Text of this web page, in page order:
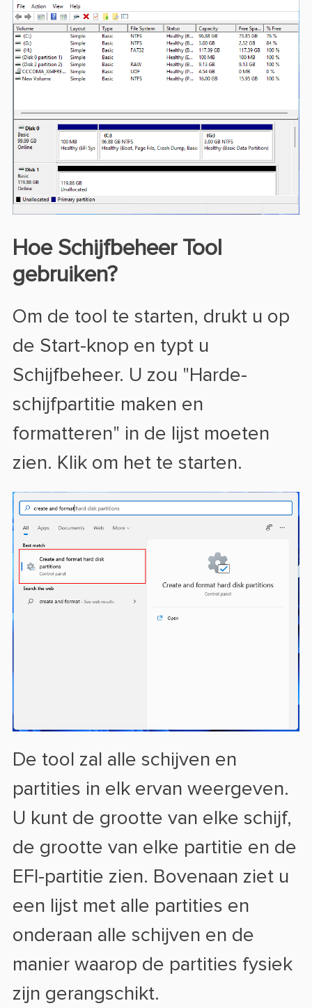
Hoe Schijfbeheer Tool
gebruiken?
Om de tool te starten, drukt u op
de Start-knop en typt u
Schijfbeheer. U zou "Harde-
schijfpartitie maken en
formatteren" in de lijst moeten
zien. Klik om het te starten.
De tool zal alle schijven en
partities in elk ervan weergeven.
U kunt de grootte van elke schijf,
de grootte van elke partitie en de
EFI-partitie zien. Bovenaan ziet u
een lijst met alle partities en
onderaan alle schijven en de
manier waarop de partities fysiek
zijn gerangschikt.